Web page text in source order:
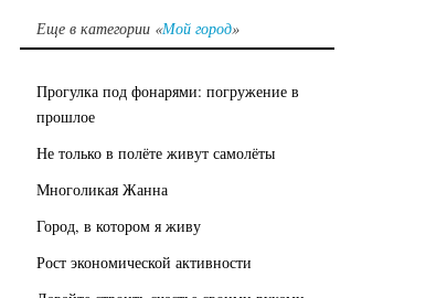
Еще в категории «Мой город»
Прогулка под фонарями: погружение в
прошлое
Не только в полёте живут самолёты
Многоликая Жанна
Город, в котором я живу
Рост экономической активности